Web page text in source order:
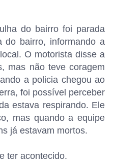
do bairro foi parada
do bairro, informando a
O motorista disse a
mas não teve coragem
a policia chegou ao
foi possível perceber
estava respirando. Ele
mas quando a equipe
já estavam mortos.
ter acontecido.